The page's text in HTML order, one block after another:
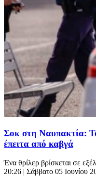
Σοκ στη Ναυπακτία:
έπειτα από καβγά
Ένα θρίλερ βρίσκεται σε
20:26 | Σάββατο 05 Ιουνίου